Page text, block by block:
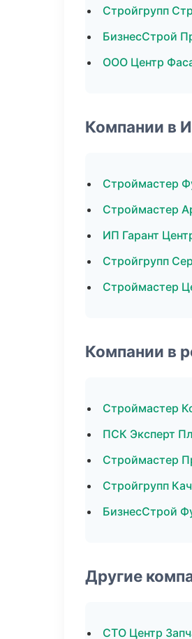
Стройгрупп
БизнесСтрой
ООО Центр
Компании в
Строймастер
Строймастер
ИП Гарант
Стройгрупп
Строймастер
Компании в
Строймастер
ПСК Эксперт
Строймастер
Стройгрупп
БизнесСтрой
Другие
СТО Центр